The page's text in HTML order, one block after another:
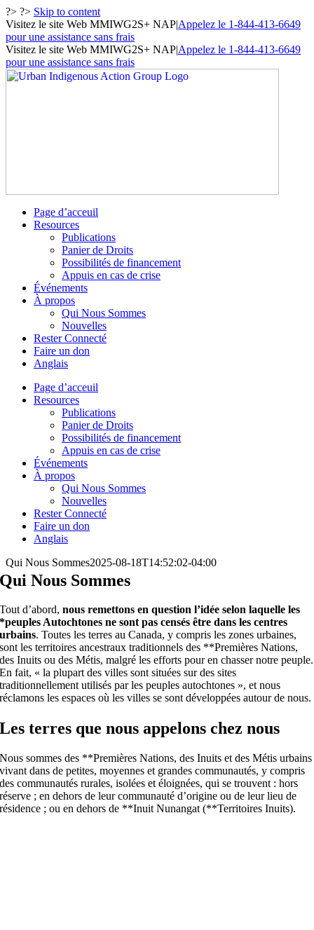
?> ?> Skip to content
Visitez le site Web MMIWG2S+ NAP|Appelez le 1-844-413-6649
pour une assistance sans frais
Visitez le site Web MMIWG2S+ NAP|Appelez le 1-844-413-6649
pour une assistance sans frais
Page d’acceuil
Resources
Publications
Panier de Droits
Possibilités de financement
Appuis en cas de crise
Événements
À propos
Qui Nous Sommes
Nouvelles
Rester Connecté
Faire un don
Anglais
Page d’acceuil
Resources
Publications
Panier de Droits
Possibilités de financement
Appuis en cas de crise
Événements
À propos
Qui Nous Sommes
Nouvelles
Rester Connecté
Faire un don
Anglais
Qui Nous Sommes2025-08-18T14:52:02-04:00
Qui Nous Sommes
Tout d’abord,nous remettons en question l’idée selon laquelle les
*peuples Autochtones ne sont pas censés être dans les centres
urbains. Toutes les terres au Canada, y compris les zones urbaines,
sont les territoires ancestraux traditionnels des **Premières Nations,
des Inuits ou des Métis, malgré les efforts pour en chasser notre peuple.
En fait, « la plupart des villes sont situées sur des sites
traditionnellement utilisés par les peuples autochtones », et nous
réclamons les espaces où les villes se sont développées autour de nous.
Les terres que nous appelons chez nous
Nous sommes des **Premières Nations, des Inuits et des Métis urbains
vivant dans de petites, moyennes et grandes communautés, y compris
des communautés rurales, isolées et éloignées, qui se trouvent : hors
réserve ; en dehors de leur communauté d’origine ou de leur lieu de
résidence ; ou en dehors de **Inuit Nunangat (**Territoires Inuits).